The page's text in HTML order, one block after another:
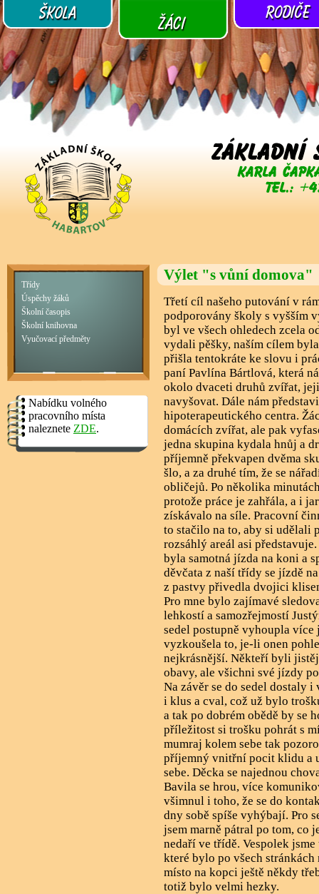
Třídy
Úspěchy žáků
Školní časopis
Školní knihovna
Vyučovací předměty
Nabídku volného
pracovního místa
naleznete ZDE.
Výlet "s vůní domova"
Třetí cíl našeho putování v
podporovány školy s vyšším
byl ve všech ohledech zcela
vydali pěšky, naším cílem
přišla tentokráte ke slovu i
paní Pavlína Bártlová, která
okolo dvaceti druhů zvířat,
navyšovat. Dále nám
hipoterapeutického centra.
domácích zvířat, ale pak
jedna skupina kydala hnůj a
příjemně překvapen dvěma
šlo, a za druhé tím, že se
obličejů. Po několika
protože práce je zahřála, a i
získávalo na síle. Pracovní
to stačilo na to, aby si udělali
rozsáhlý areál asi
byla samotná jízda na koni a
děvčata z naší třídy se jízdě
z pastvy přivedla dvojici
Pro mne bylo zajímavé
lehkostí a samozřejmostí
sedel postupně vyhoupla
vyzkoušela to, je-li onen
nejkrásnější. Někteří byli
obavy, ale všichni své jízdy
Na závěr se do sedel dostaly
i klus a cval, což už bylo
a tak po dobrém obědě by se
příležitost si trošku pohrát s
mumraj kolem sebe tak
příjemný vnitřní pocit klidu a
sebe. Děcka se najednou
Bavila se hrou, více
všimnul i toho, že se do
dny sobě spíše vyhýbají. Pro
jsem marně pátral po tom, co
nedaří ve třídě. Vespolek
které bylo po všech stránkách
místo na kopci ještě někdy
totiž bylo velmi hezky.